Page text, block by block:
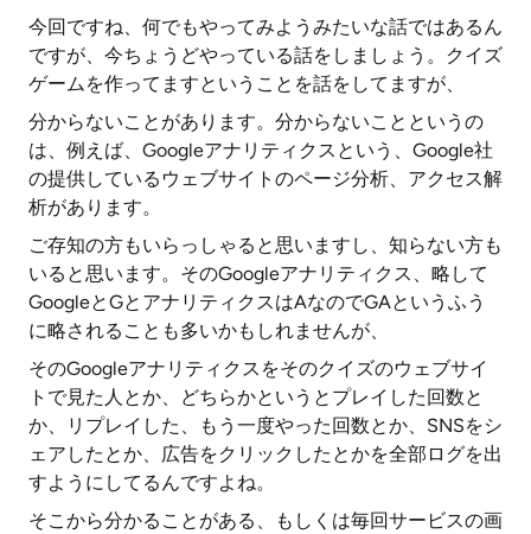
今回ですね、何でもやってみようみたいな話ではあるん
ですが、今ちょうどやっている話をしましょう。クイズ
ゲームを作ってますということを話をしてますが、
分からないことがあります。分からないことというの
は、例えば、Googleアナリティクスという、Google社
の提供しているウェブサイトのページ分析、アクセス解
析があります。
ご存知の方もいらっしゃると思いますし、知らない方も
いると思います。そのGoogleアナリティクス、略して
GoogleとGとアナリティクスはAなのでGAというふう
に略されることも多いかもしれませんが、
そのGoogleアナリティクスをそのクイズのウェブサイ
トで見た人とか、どちらかというとプレイした回数と
か、リプレイした、もう一度やった回数とか、SNSをシ
ェアしたとか、広告をクリックしたとかを全部ログを出
すようにしてるんですよね。
そこから分かることがある、もしくは毎回サービスの画